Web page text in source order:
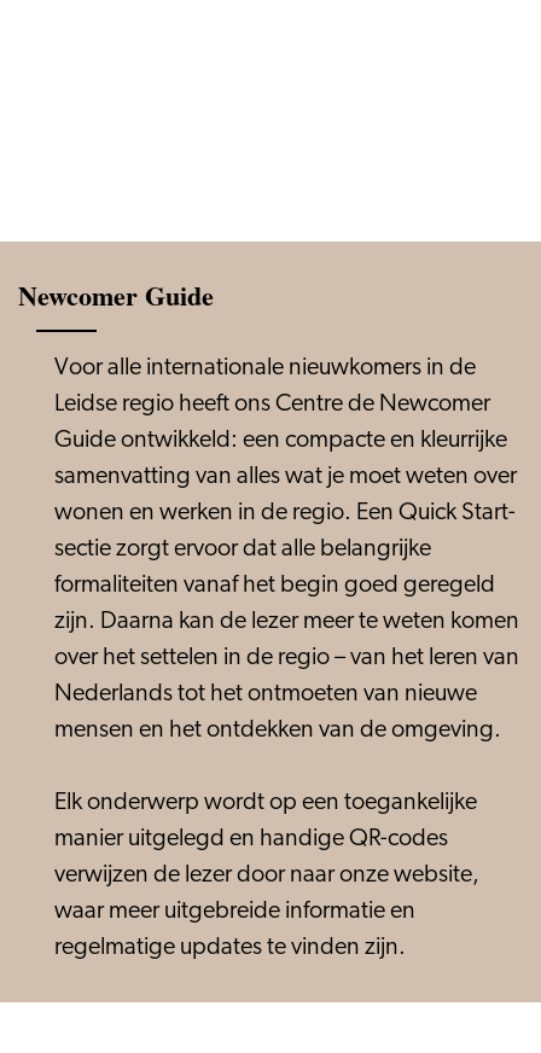
Newcomer Guide
Voor alle internationale nieuwkomers in de
Leidse regio heeft ons Centre de Newcomer
Guide ontwikkeld: een compacte en kleurrijke
samenvatting van alles wat je moet weten over
wonen en werken in de regio. Een Quick Start-
sectie zorgt ervoor dat alle belangrijke
formaliteiten vanaf het begin goed geregeld
zijn. Daarna kan de lezer meer te weten komen
over het settelen in de regio – van het leren van
Nederlands tot het ontmoeten van nieuwe
mensen en het ontdekken van de omgeving.
Elk onderwerp wordt op een toegankelijke
manier uitgelegd en handige QR-codes
verwijzen de lezer door naar onze website,
waar meer uitgebreide informatie en
regelmatige updates te vinden zijn.